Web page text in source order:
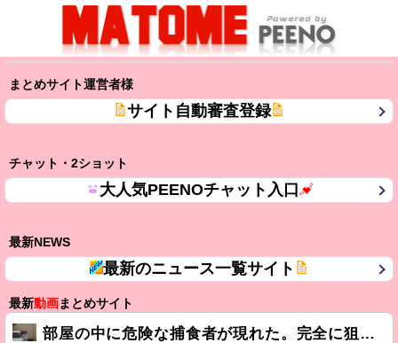
まとめサイト運営者様
サイト自動審査登録
チャット・2ショット
大人気PEENOチャット入口
最新NEWS
最新のニュース一覧サイト
最新動画まとめサイト
部屋の中に危険な捕食者が現れた。完全に狙われている！ → 襲ってくる瞬間はこちらです…